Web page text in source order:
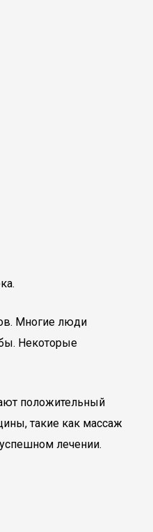
Многие люди
Некоторые
положительный
такие как массаж
лечении.